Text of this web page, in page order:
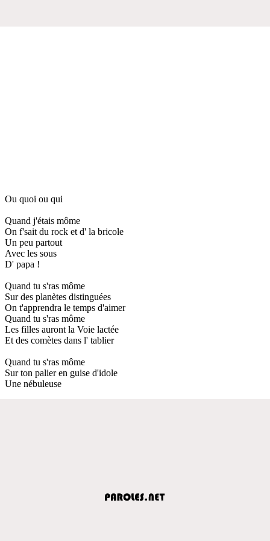
Ou quoi ou qui
Quand j'étais môme
On f'sait du rock et d' la bricole
Un peu partout
Avec les sous
D' papa !
Quand tu s'ras môme
Sur des planètes distinguées
On t'apprendra le temps d'aimer
Quand tu s'ras môme
Les filles auront la Voie lactée
Et des comètes dans l' tablier
Quand tu s'ras môme
Sur ton palier en guise d'idole
Une nébuleuse